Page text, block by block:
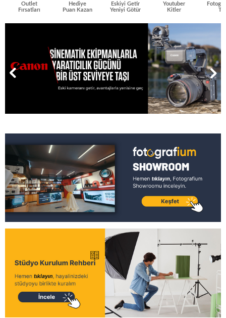
Outlet
Fırsatları
Hediye
Puan Kazan
Eskiyi Getir
Yeniyi Götür
Youtuber
Kitler
TV